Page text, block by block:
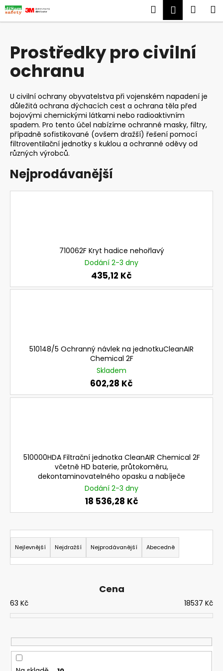
Přejít
na
obsah
Hledat
Prostředky pro civilní
ochranu
U civilní ochrany obyvatelstva při vojenském napadení je
důležitá ochrana dýchacích cest a ochrana těla před
bojovými chemickými látkami nebo radioaktivním
spadem. Pro tento účel nabízíme ochranné masky, filtry,
případně sofistikované (ovšem dražší) řešení pomocí
filtroventilační jednotky s kuklou a ochranné oděvy od
různých výrobců.
Nejprodávanější
710062F Kryt hadice nehořlavý
Dodání 2-3 dny
435,12 Kč
510148/5 Ochranný návlek na jednotkuCleanAIR
Chemical 2F
Skladem
602,28 Kč
510000HDA Filtrační jednotka CleanAIR Chemical 2F
včetně HD baterie, průtokoměru,
dekontaminovatelného opasku a nabíječe
Dodání 2-3 dny
18 536,28 Kč
Ř
a
z
í
p
o
d
u
Nejlevnější Nejdražší Nejprodávanější Abecedně
Cena
63 Kč 18537 Kč
K
o Zpět
Zpět
C
o
p
o
t
ř
e
b
u
j
?
o
631830
SVÁŘEČSKÁ
KUKLA
3M
SPEEDGLAS
S
FILTREM
G5-
14
269,76
Kč
Původně: